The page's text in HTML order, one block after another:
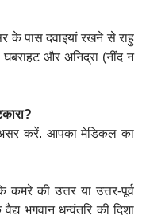
के पास दवाइयां रखने से राहु
और अनिद्रा (नींद न
असर करें. आपका मेडिकल का
कमरे की उत्तर या उत्तर-पूर्व
भगवान धन्वंतरि की दिशा